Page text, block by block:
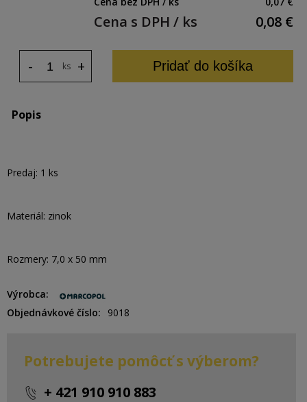
Cena s DPH / ks 0,08 €
ks +
- Pridať do košíka
Popis
Predaj: 1 ks
Materiál: zinok
Rozmery: 7,0 x 50 mm
Výrobca
Objednávkové číslo
9018
Potrebujete pomôcť s výberom?
+ 421 910 910 883